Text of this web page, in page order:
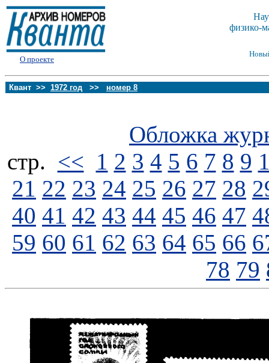
О проекте
физико-
Квант >> 1972 год >> номер 8
Обложка
стp. << 1 2 3 4 5 6 7 8 9
21 22 23 24 25 26 27 28
40 41 42 43 44 45 46 47
59 60 61 62 63 64 65 66
78 79